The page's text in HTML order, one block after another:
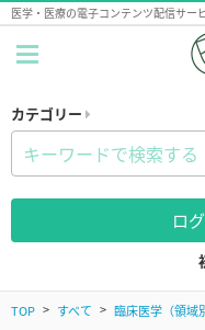
医学・医療の電子コンテンツ配信サー
カテゴリー
ロ
TOP すべて 臨床医学（領域